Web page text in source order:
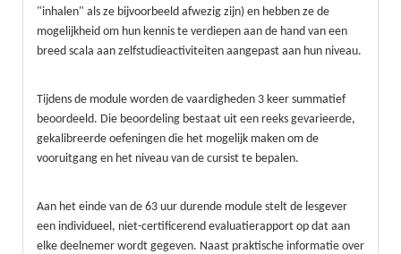
"inhalen" als ze bijvoorbeeld afwezig zijn) en hebben ze de
mogelijkheid om hun kennis te verdiepen aan de hand van een
breed scala aan zelfstudieactiviteiten aangepast aan hun niveau.
Tijdens de module worden de vaardigheden 3 keer summatief
beoordeeld. Die beoordeling bestaat uit een reeks gevarieerde,
gekalibreerde oefeningen die het mogelijk maken om de
vooruitgang en het niveau van de cursist te bepalen.
Aan het einde van de 63 uur durende module stelt de lesgever
een individueel, niet-certificerend evaluatierapport op dat aan
elke deelnemer wordt gegeven. Naast praktische informatie over